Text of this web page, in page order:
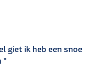
giet ik heb een snoe
"